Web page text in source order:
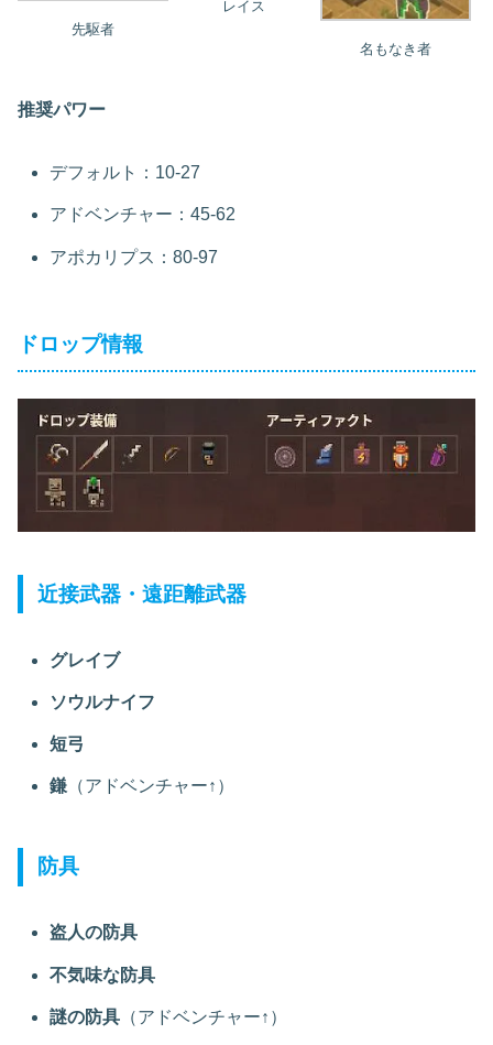
先駆者
レイス
名もなき者
推奨パワー
デフォルト：10-27
アドベンチャー：45-62
アポカリプス：80-97
ドロップ情報
近接武器・遠距離武器
グレイブ
ソウルナイフ
短弓
鎌 （アドベンチャー↑）
防具
盗人の防具
不気味な防具
謎の防具 （アドベンチャー↑）